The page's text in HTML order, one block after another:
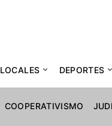
LOCALES DEPORTES
COOPERATIVISMO